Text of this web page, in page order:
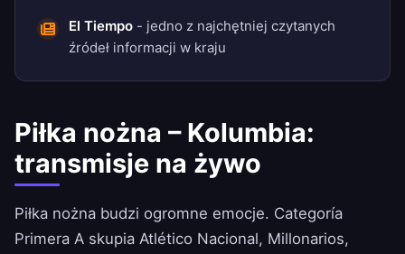
El Tiempo - jedno z najchętniej czytanych
źródeł informacji w kraju
Piłka nożna – Kolumbia:
transmisje na żywo
Piłka nożna budzi ogromne emocje. Categoría
Primera A skupia Atlético Nacional, Millonarios,